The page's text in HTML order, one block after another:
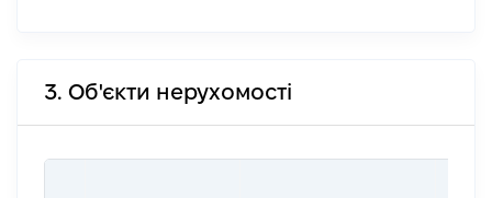
3. Об'єкти нерухомості